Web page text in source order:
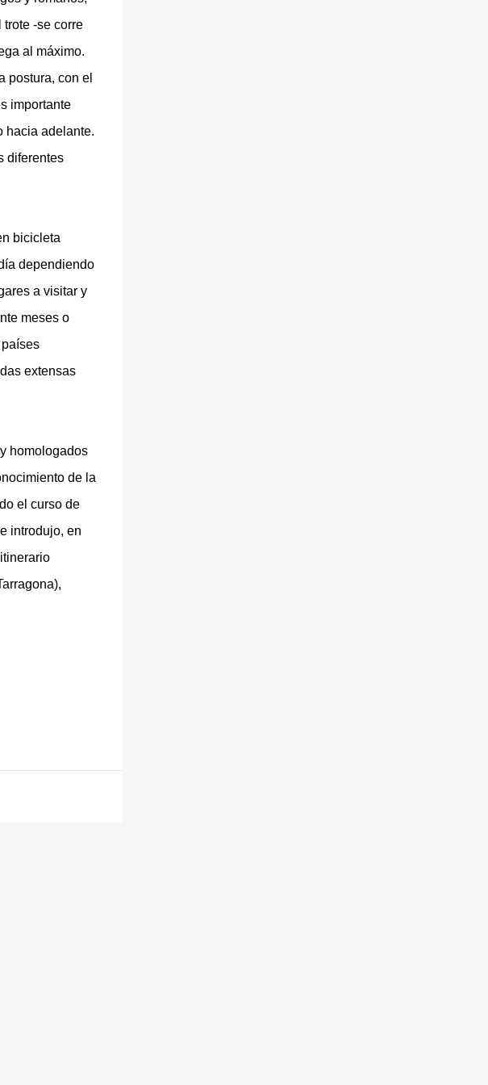
-se corre
al máximo.
postura, con el
importante
hacia adelante.
diferentes
bicicleta
dependiendo
a visitar y
meses o
extensas
homologados
de la
el curso de
introdujo, en